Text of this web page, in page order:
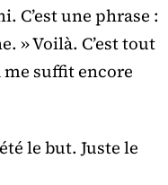
C’est une phrase :
» Voilà. C’est tout
me suffit encore
le but. Juste le